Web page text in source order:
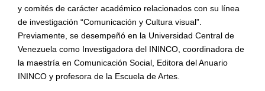
y comités de carácter académico relacionados con su línea
de investigación “Comunicación y Cultura visual”.
Previamente, se desempeñó en la Universidad Central de
Venezuela como Investigadora del ININCO, coordinadora de
la maestría en Comunicación Social, Editora del Anuario
ININCO y profesora de la Escuela de Artes.